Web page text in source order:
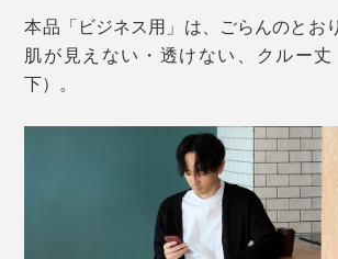
細な穴が、無数にあいているので、吸
糸です。
それでも、「地元の名産である美濃和
ンの世界で広めたい」と、意気投合し
濃市）と東洋繊維（関市）が協力して開
本品「ビジネス用」は、ごらんのとお
肌が見えない・透けない、クルー
下）。